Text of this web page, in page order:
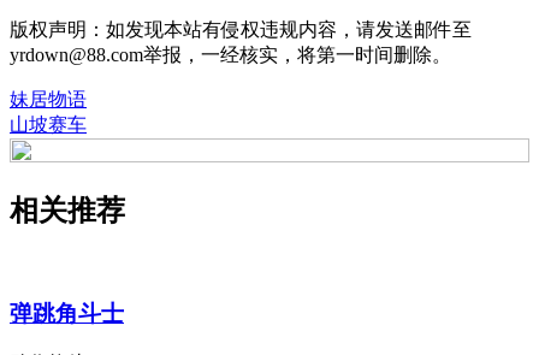
版权声明：如发现本站有侵权违规内容，请发送邮件至
yrdown@88.com举报，一经核实，将第一时间删除。
妹居物语
山坡赛车
相关推荐
弹跳角斗士